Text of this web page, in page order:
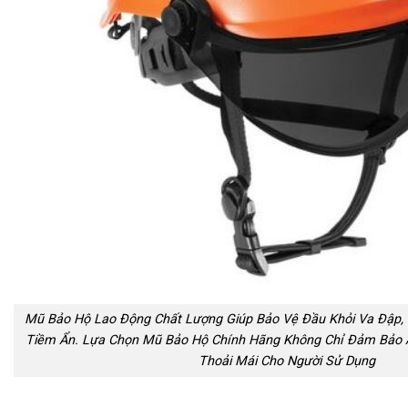
Mũ Bảo Hộ Lao Động Chất Lượng Giúp Bảo Vệ Đầu Khỏi Va Đập,
Tiềm Ẩn. Lựa Chọn Mũ Bảo Hộ Chính Hãng Không Chỉ Đảm Bảo
Thoải Mái Cho Người Sử Dụng